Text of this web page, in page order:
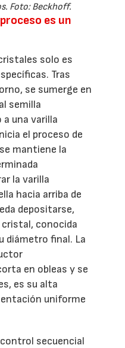
Foto: Beckhoff.
es un
solo es
Tras
se sumerge en
semilla
una varilla
el proceso de
mantiene la
la varilla
hacia arriba de
depositarse,
cristal, conocida
diámetro final. La
en obleas y se
es su alta
uniforme
secuencial